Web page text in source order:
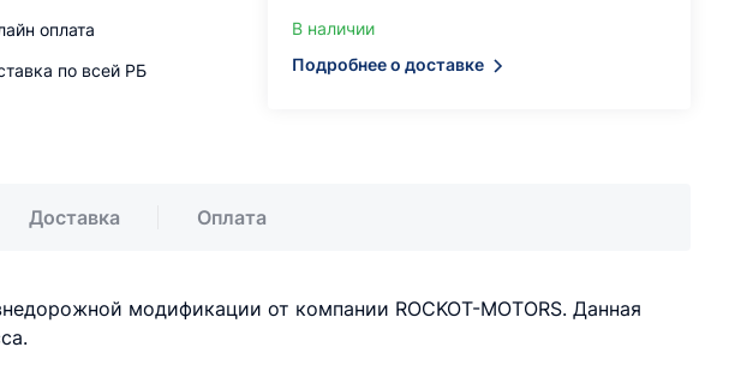
оплата
по всей РБ
В наличии
Подробнее о доставке
Доставка Оплата
модификации от компании ROCKOT-MOTORS. Данная